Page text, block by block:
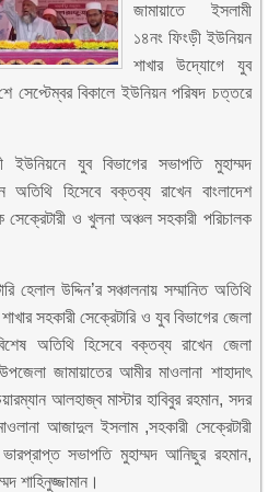
জামায়াতে ইসলামী
১৪নং ফিংড়ী ইউনিয়ন
শাখার উদ্যোগে যুব
সেপ্টেম্বর বিকালে ইউনিয়ন পরিষদ চত্তরে
ইউনিয়নে যুব বিভাগের সভাপতি মুহাম্মদ
অতিথি হিসেবে বক্তব্য রাখেন বাংলাদেশ
সেক্রেটারী ও খুলনা অঞ্চল সহকারী পরিচালক
হেলাল উদ্দিন’র সঞ্চালনায় সম্মানিত অতিথি
সহকারী সেক্রেটারি ও যুব বিভাগের জেলা
অতিথি হিসেবে বক্তব্য রাখেন জেলা
জামায়াতের আমীর মাওলানা শাহাদাৎ
আলহাজ্ব মাস্টার হাবিবুর রহমান, সদর
আজাদুল ইসলাম ,সহকারী সেক্রেটারী
সভাপতি মুহাম্মদ আনিছুর রহমান,
শাহিনুজ্জামান।